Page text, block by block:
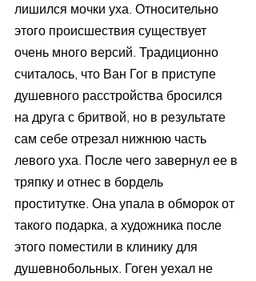
лишился мочки уха. Относительно
этого происшествия существует
очень много версий. Традиционно
считалось, что Ван Гог в приступе
душевного расстройства бросился
на друга с бритвой, но в результате
сам себе отрезал нижнюю часть
левого уха. После чего завернул ее в
тряпку и отнес в бордель
проститутке. Она упала в обморок от
такого подарка, а художника после
этого поместили в клинику для
душевнобольных. Гоген уехал не